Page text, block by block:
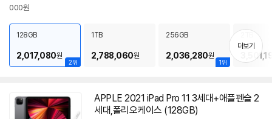
000원
기
2위
128GB
2,017,080원
1TB
2,788,060원
1위
256GB
2,036,280원
더보기
APPLE 2021 iPad Pro 11 3세대+애플펜슬 2
세대,폴리오케이스 (128GB)